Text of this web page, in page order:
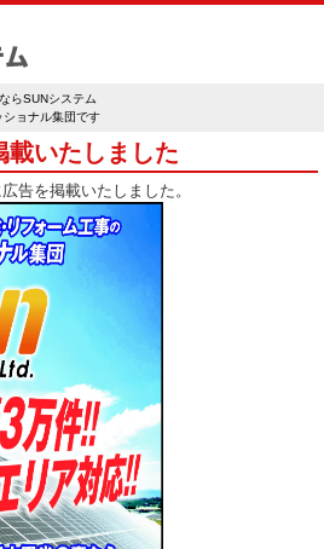
らSUNシステム
ショナル集団です
載いたしました
告を掲載いたしました。